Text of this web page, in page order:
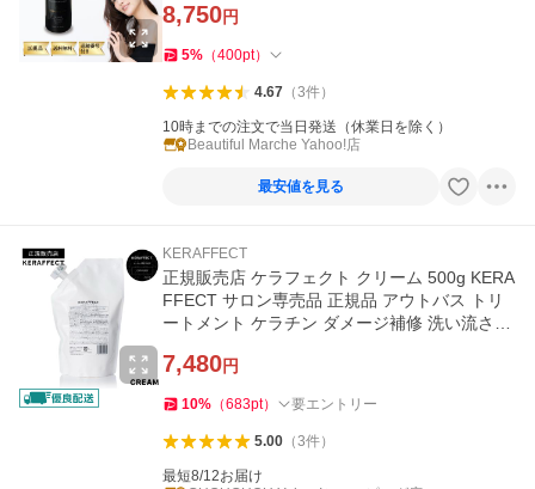
8,750円
5% （400pt）
4.67（3件）
10時までの注文で当日発送（休業日を除く）
Beautiful Marche Yahoo!店
最安値を見る
KERAFFECT
正規販売店 ケラフェクト クリーム 500g KERA
FFECT サロン専売品 正規品 アウトバス トリ
ートメント ケラチン ダメージ補修 洗い流さな
7,480円
10% （683pt） 要エントリー
5.00（3件）
最短8/12お届け